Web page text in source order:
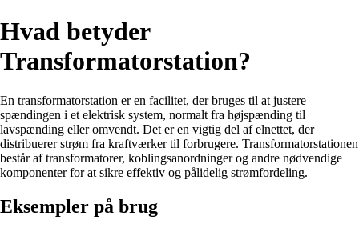
Hvad betyder
Transformatorstation?
En transformatorstation er en facilitet, der bruges til at justere
spændingen i et elektrisk system, normalt fra højspænding til
lavspænding eller omvendt. Det er en vigtig del af elnettet, der
distribuerer strøm fra kraftværker til forbrugere. Transformatorstationen
består af transformatorer, koblingsanordninger og andre nødvendige
komponenter for at sikre effektiv og pålidelig strømfordeling.
Eksempler på brug